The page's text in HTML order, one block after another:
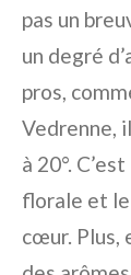
pas un
un degré
pros,
Vedrenne,
à 20°.
florale et
cœur. Plus,